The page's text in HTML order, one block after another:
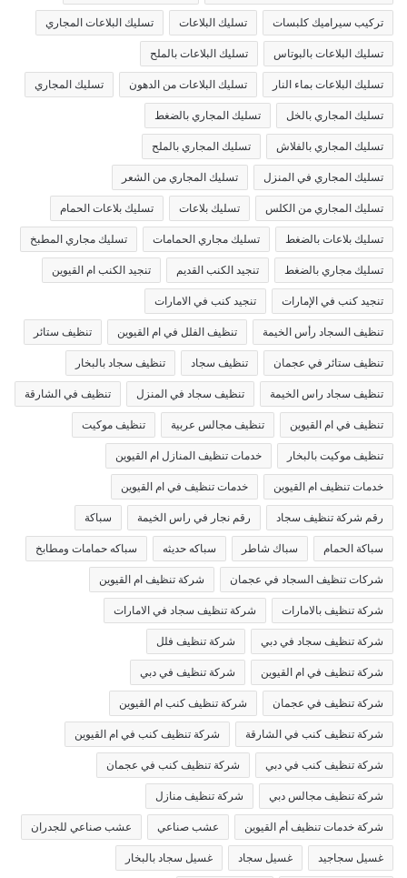
تركيب سيراميك كلبسات تسليك البلاعات تسليك البلاعات المجاري
تسليك البلاعات بالبوتاس تسليك البلاعات بالملح
تسليك البلاعات بماء النار تسليك البلاعات من الدهون تسليك المجاري
تسليك المجاري بالخل تسليك المجاري بالضغط
تسليك المجاري بالفلاش تسليك المجاري بالملح
تسليك المجاري في المنزل تسليك المجاري من الشعر
تسليك المجاري من الكلس تسليك بلاعات تسليك بلاعات الحمام
تسليك بلاعات بالضغط تسليك مجاري الحمامات تسليك مجاري المطبخ
تسليك مجاري بالضغط تنجيد الكنب القديم تنجيد الكنب ام القيوين
تنجيد كنب في الإمارات تنجيد كنب في الامارات
تنظيف السجاد رأس الخيمة تنظيف الفلل في ام القيوين تنظيف ستائر
تنظيف ستائر في عجمان تنظيف سجاد تنظيف سجاد بالبخار
تنظيف سجاد راس الخيمة تنظيف سجاد في المنزل تنظيف في الشارقة
تنظيف في ام القيوين تنظيف مجالس عربية تنظيف موكيت
تنظيف موكيت بالبخار خدمات تنظيف المنازل ام القيوين
خدمات تنظيف ام القيوين خدمات تنظيف في ام القيوين
رقم شركة تنظيف سجاد رقم نجار في راس الخيمة سباكة
سباكة الحمام سباك شاطر سباكه حديثه سباكه حمامات ومطابخ
شركات تنظيف السجاد في عجمان شركة تنظيف ام القيوين
شركة تنظيف بالامارات شركة تنظيف سجاد في الامارات
شركة تنظيف سجاد في دبي شركة تنظيف فلل
شركة تنظيف في ام القيوين شركة تنظيف في دبي
شركة تنظيف في عجمان شركة تنظيف كنب ام القيوين
شركة تنظيف كنب في الشارقة شركة تنظيف كنب في ام القيوين
شركة تنظيف كنب في دبي شركة تنظيف كنب في عجمان
شركة تنظيف مجالس دبي شركة تنظيف منازل
شركة خدمات تنظيف أم القيوين عشب صناعي عشب صناعي للجدران
غسيل سجاجيد غسيل سجاد غسيل سجاد بالبخار